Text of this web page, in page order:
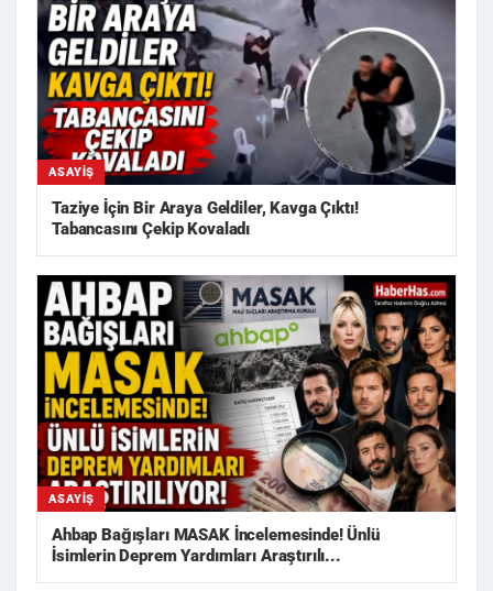
ASAYIŞ
Taziye İçin Bir Araya Geldiler, Kavga Çıktı!
Tabancasını Çekip Kovaladı
ASAYIŞ
Ahbap Bağışları MASAK İncelemesinde! Ünlü
İsimlerin Deprem Yardımları Araştırılı...